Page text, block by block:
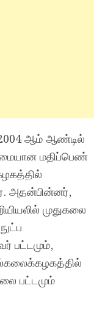
ஆம் ஆண்டில்
மதிப்பெண்
அதன்பின்னர்,
முதுகலை
பட்டமும்,
பட்டமும்